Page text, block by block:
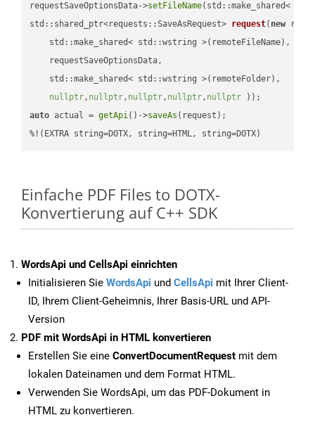
requestSaveOptionsData->setFileName(std::make_shared<
std::shared_ptr<requests::SaveAsRequest> request( new
    std::make_shared< std::wstring >(remoteFileName),
    requestSaveOptionsData,
    std::make_shared< std::wstring >(remoteFolder),
nullptr, nullptr, nullptr, nullptr, nullptr ))
auto actual = getApi()->saveAs (request);
%!(EXTRA string=DOTX, string=HTML, string=DOTX)
Einfache PDF Files to DOTX-
Konvertierung auf C++ SDK
WordsApi und CellsApi einrichten
Initialisieren Sie WordsApi und CellsApi mit Ihrer Client-
ID, Ihrem Client-Geheimnis, Ihrer Basis-URL und API-
Version
PDF mit WordsApi in HTML konvertieren
Erstellen Sie eine ConvertDocumentRequest mit dem
lokalen Dateinamen und dem Format HTML.
Verwenden Sie WordsApi, um das PDF-Dokument in
HTML zu konvertieren.